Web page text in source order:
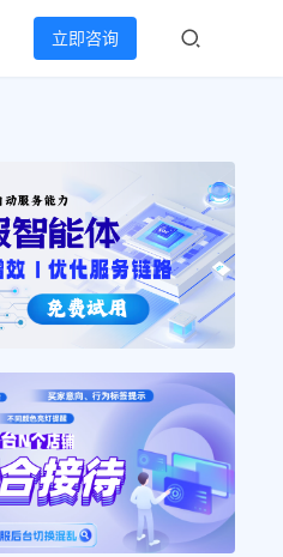
立即咨询